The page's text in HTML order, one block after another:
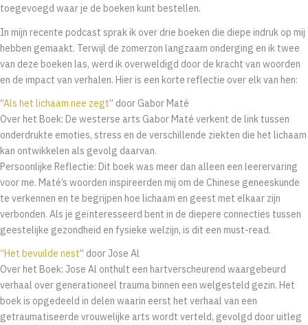
toegevoegd waar je de boeken kunt bestellen.
In mijn recente podcast sprak ik over drie boeken die diepe indruk op mij
hebben gemaakt. Terwijl de zomerzon langzaam onderging en ik twee
van deze boeken las, werd ik overweldigd door de kracht van woorden
en de impact van verhalen. Hier is een korte reflectie over elk van hen:
“Als het lichaam nee zegt” door Gabor Maté
Over het Boek: De westerse arts Gabor Maté verkent de link tussen
onderdrukte emoties, stress en de verschillende ziekten die het lichaam
kan ontwikkelen als gevolg daarvan.
Persoonlijke Reflectie: Dit boek was meer dan alleen een leerervaring
voor me. Maté’s woorden inspireerden mij om de Chinese geneeskunde
te verkennen en te begrijpen hoe lichaam en geest met elkaar zijn
verbonden. Als je geïnteresseerd bent in de diepere connecties tussen
geestelijke gezondheid en fysieke welzijn, is dit een must-read.
“Het bevuilde nest” door Jose Al
Over het Boek: Jose Al onthult een hartverscheurend waargebeurd
verhaal over generationeel trauma binnen een welgesteld gezin. Het
boek is opgedeeld in delen waarin eerst het verhaal van een
getraumatiseerde vrouwelijke arts wordt verteld, gevolgd door uitleg